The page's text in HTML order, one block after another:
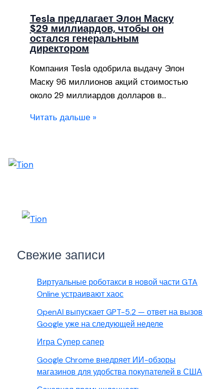
Tesla предлагает Элон Маску
$29 миллиардов, чтобы он
остался генеральным
директором
Компания Tesla одобрила выдачу Элон
Маску 96 миллионов акций стоимостью
около 29 миллиардов долларов в…
Читать дальше »
Свежие записи
Виртуальные роботакси в новой части GTA
Online устраивают хаос
OpenAI выпускает GPT-5.2 — ответ на вызов
Google уже на следующей неделе
Игра Супер сапер
Google Chrome внедряет ИИ-обзоры
магазинов для удобства покупателей в США